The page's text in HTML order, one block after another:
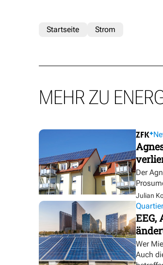
Startseite Strom
MEHR ZU
Der
Julian
EEG,
Wer
Auch